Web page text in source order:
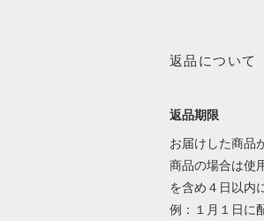
返品について
返品期限
お届けした商品
商品の場合は使
を含め４日以内
例：１月１日に